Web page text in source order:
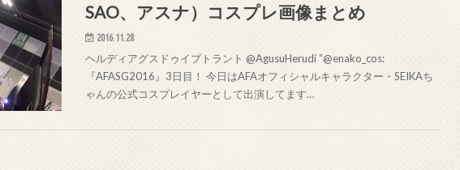
SAO、アスナ）コスプレ画像まとめ
2016.11.28
ヘルディアグスドゥイプトラント @AgusuHerudi “@enako_cos:
『AFASG2016』3日目！ 今日はAFAオフィシャルキャラクター・SEIKAち
ゃんの公式コスプレイヤーとして出演してます…